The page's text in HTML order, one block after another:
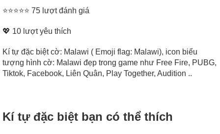
⭐⭐⭐⭐⭐ 75 lượt đánh giá
💖 10 lượt yêu thích
Kí tự đặc biệt cờ: Malawi ( Emoji flag: Malawi), icon biểu
tượng hình cờ: Malawi đẹp trong game như Free Fire, PUBG,
Tiktok, Facebook, Liên Quân, Play Together, Audition ..
Kí tự đặc biệt bạn có thể thích